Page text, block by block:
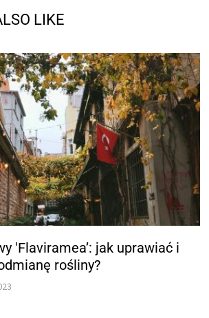
LIKE
'Flaviramea’: jak uprawiać i
rośliny?